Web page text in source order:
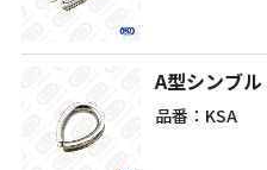
A型シンブル
品番：KSA